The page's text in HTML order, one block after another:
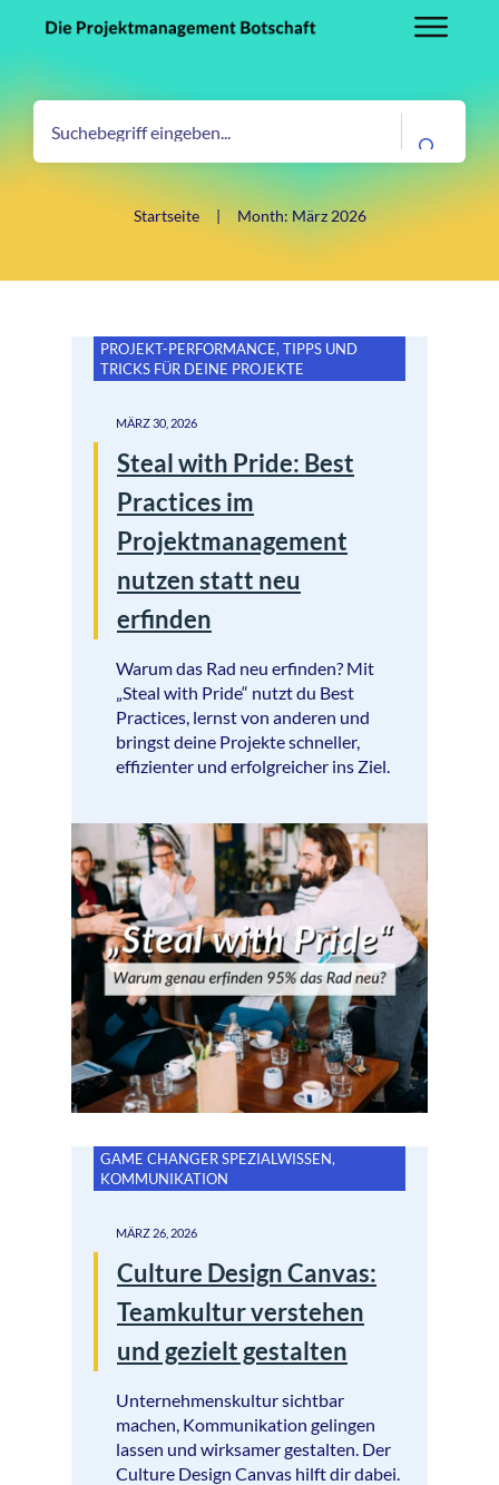
Startseite | Month: März 2026
PROJEKT-PERFORMANCE, TIPPS UND
TRICKS FÜR DEINE PROJEKTE
MÄRZ 30, 2026
Steal with Pride: Best
Practices im
Projektmanagement
nutzen statt neu
erfinden
Warum das Rad neu erfinden? Mit
„Steal with Pride“ nutzt du Best
Practices, lernst von anderen und
bringst deine Projekte schneller,
effizienter und erfolgreicher ins Ziel.
GAME CHANGER SPEZIALWISSEN,
KOMMUNIKATION
MÄRZ 26, 2026
Culture Design Canvas:
Teamkultur verstehen
und gezielt gestalten
Unternehmenskultur sichtbar
machen, Kommunikation gelingen
lassen und wirksamer gestalten. Der
Culture Design Canvas hilft dir dabei.